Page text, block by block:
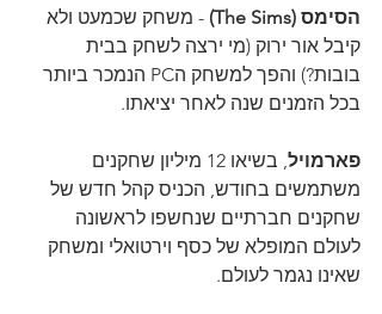
הסימס (The Sims)
- משחק שכמעט ולא
קיבל אור ירוק (מי ירצה לשחק בבית
בובות?) והפך למשחק הPC הנמכר ביותר
בכל הזמנים שנה לאחר יציאתו.
פארמויל
, בשיאו 12 מיליון שחקנים
משתמשים בחודש, הכניס קהל חדש של
שחקנים חברתיים שנחשפו לראשונה
לעולם המופלא של כסף וירטואלי ומשחק
שאינו נגמר לעולם.